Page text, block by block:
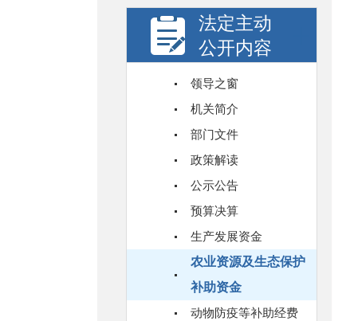
法定主动
公开内容
领导之窗
机关简介
部门文件
政策解读
公示公告
预算决算
生产发展资金
农业资源及生态保护
补助资金
动物防疫等补助经费